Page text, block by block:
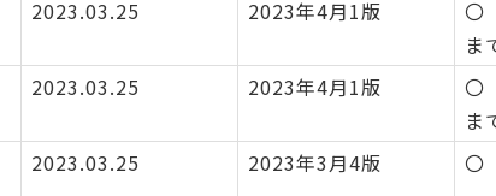
2023.03.25 2023年4月1版
〇
ま
2023.03.25 2023年4月1版
〇
ま
2023.03.25 2023年3月4版 〇